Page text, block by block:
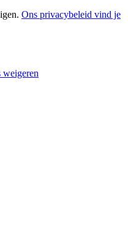
Ons privacybeleid vind je